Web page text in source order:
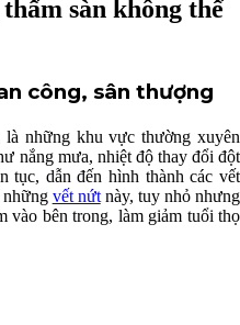
sàn không thể
công, sân thượng
là những khu vực thường xuyên
nắng mưa, nhiệt độ thay đổi đột
tục, dẫn đến hình thành các vết
những vết nứtnày, tuy nhỏ nhưng
vào bên trong, làm giảm tuổi thọ